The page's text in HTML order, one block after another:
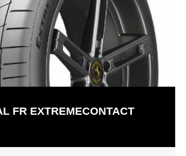
FR EXTREMECONTACT